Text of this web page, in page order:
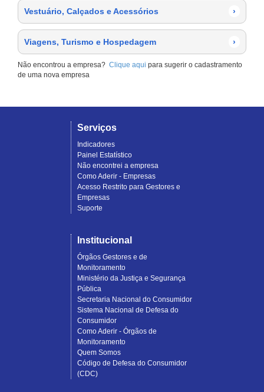
Vestuário, Calçados e Acessórios ›
Viagens, Turismo e Hospedagem ›
Não encontrou a empresa? Clique aqui para sugerir o cadastramento
de uma nova empresa
Serviços
Indicadores
Painel Estatístico
Não encontrei a empresa
Como Aderir - Empresas
Acesso Restrito para Gestores e
Empresas
Suporte
Institucional
Órgãos Gestores e de
Monitoramento
Ministério da Justiça e Segurança
Pública
Secretaria Nacional do Consumidor
Sistema Nacional de Defesa do
Consumidor
Como Aderir - Órgãos de
Monitoramento
Quem Somos
Código de Defesa do Consumidor
(CDC)